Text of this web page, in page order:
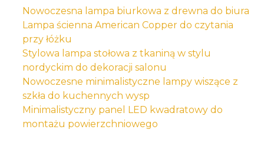
Nowoczesna lampa biurkowa z drewna do biura
Lampa ścienna American Copper do czytania
przy łóżku
Stylowa lampa stołowa z tkaniną w stylu
nordyckim do dekoracji salonu
Nowoczesne minimalistyczne lampy wiszące z
szkła do kuchennych wysp
Minimalistyczny panel LED kwadratowy do
montażu powierzchniowego